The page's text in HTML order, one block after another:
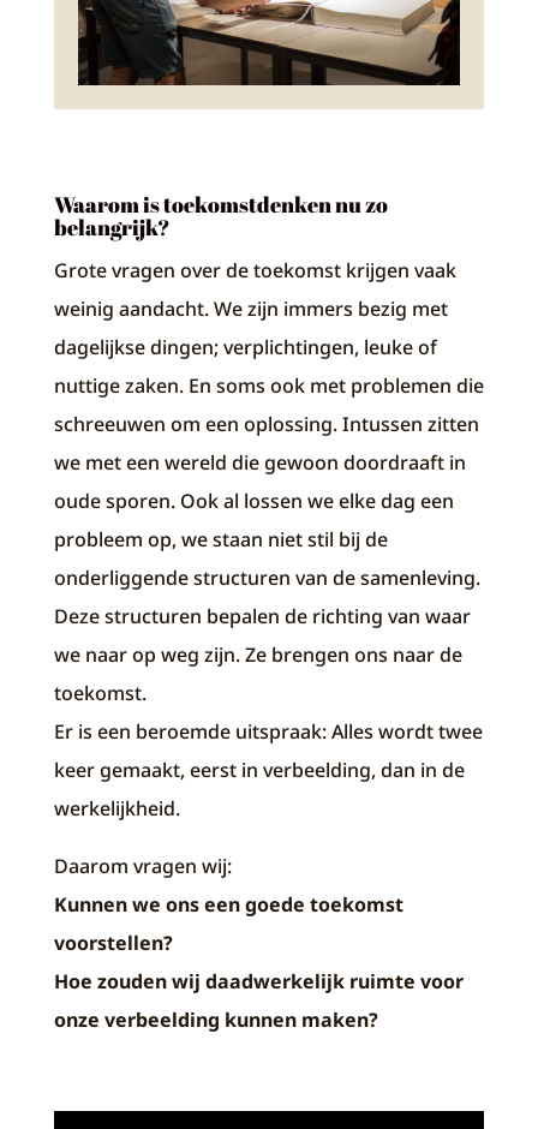
Waarom is toekomstdenken nu zo
belangrijk?
Grote vragen over de toekomst krijgen vaak
weinig aandacht. We zijn immers bezig met
dagelijkse dingen; verplichtingen, leuke of
nuttige zaken. En soms ook met problemen die
schreeuwen om een oplossing. Intussen zitten
we met een wereld die gewoon doordraaft in
oude sporen. Ook al lossen we elke dag een
probleem op, we staan niet stil bij de
onderliggende structuren van de samenleving.
Deze structuren bepalen de richting van waar
we naar op weg zijn. Ze brengen ons naar de
toekomst.
Er is een beroemde uitspraak: Alles wordt twee
keer gemaakt, eerst in verbeelding, dan in de
werkelijkheid.
Daarom vragen wij:
Kunnen we ons een goede toekomst
voorstellen?
Hoe zouden wij daadwerkelijk ruimte voor
onze verbeelding kunnen maken?